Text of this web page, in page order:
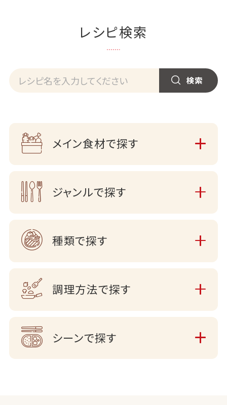
レシピ検索
メイン食材で探す
ジャンルで探す
種類で探す
調理方法で探す
シーンで探す